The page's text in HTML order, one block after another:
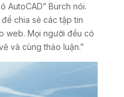
AutoCAD” Burch nói.
chia sẻ các tập tin
web. Mọi người đều có
và cùng thảo luận.”